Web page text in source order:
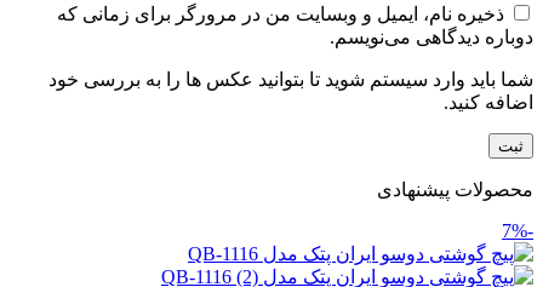
ذخیره نام، ایمیل و وبسایت من در مرورگر برای زمانی که
دوباره دیدگاهی می‌نویسم.
شما باید وارد سیستم شوید تا بتوانید عکس ها را به بررسی خود
اضافه کنید.
محصولات پیشنهادی
-7%